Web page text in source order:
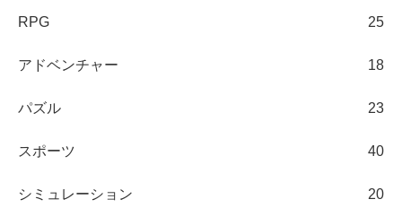
RPG 25
アドベンチャー 18
パズル 23
スポーツ 40
シミュレーション 20